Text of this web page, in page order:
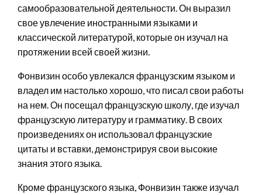
самообразовательной деятельности. Он выразил
свое увлечение иностранными языками и
классической литературой, которые он изучал на
протяжении всей своей жизни.
Фонвизин особо увлекался французским языком и
владел им настолько хорошо, что писал свои работы
на нем. Он посещал французскую школу, где изучал
французскую литературу и грамматику. В своих
произведениях он использовал французские
цитаты и вставки, демонстрируя свои высокие
знания этого языка.
Кроме французского языка, Фонвизин также изучал